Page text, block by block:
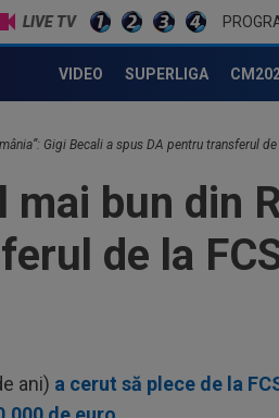
LIVE TV
VIDEO SUPERLIGA
Gigi Becali a spus DA pentru transferul de
bun din
de la
ani) a cerut să plece de la